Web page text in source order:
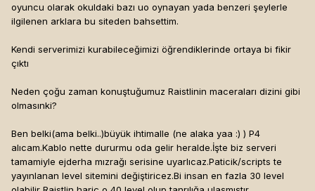
oyuncu olarak okuldaki bazı uo oynayan yada benzeri şeylerle
ilgilenen arklara bu siteden bahsettim.
Kendi serverimizi kurabileceğimizi öğrendiklerinde ortaya bi fikir
çıktı
Neden çoğu zaman konuştuğumuz Raistlinin maceraları dizini gibi
olmasınki?
Ben belki(ama belki..)büyük ihtimalle (ne alaka yaa :) ) P4
alıcam.Kablo nette dururmu oda gelir heralde.İşte biz serveri
tamamiyle ejderha mızrağı serisine uyarlıcaz.Paticik/scripts te
yayınlanan level sitemini değiştiricez.Bi insan en fazla 30 level